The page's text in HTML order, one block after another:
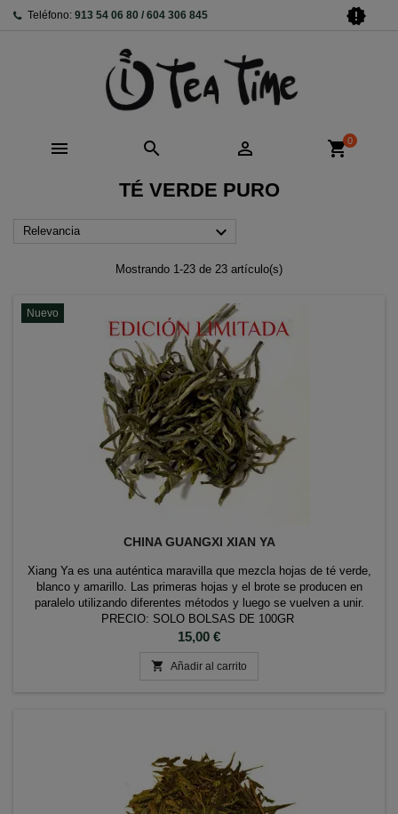
Teléfono: 913 54 06 80 / 604 306 845 new_releases
   shopping_cart0
TÉ VERDE PURO
Relevancia 
Mostrando 1-23 de 23 artículo(s)
Nuevo
CHINA GUANGXI XIAN YA
Xiang Ya es una auténtica maravilla que mezcla hojas de té verde,
blanco y amarillo. Las primeras hojas y el brote se producen en
paralelo utilizando diferentes métodos y luego se vuelven a unir.
PRECIO: SOLO BOLSAS DE 100GR
Precio
15,00 €
 Añadir al carrito